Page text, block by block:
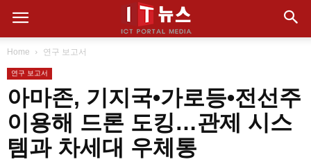
Home 연구 보고서
연구 보고서
아마존, 기지국•가로등•전선주
이용해 드론 도킹…관제 시스
템과 차세대 우체통